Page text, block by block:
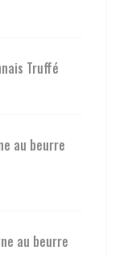
Truffé
au beurre
au beurre